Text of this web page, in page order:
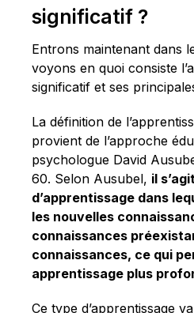
significatif ?
Entrons maintenant dans
voyons en quoi consiste
significatif et ses
La définition de
provient de l’approche
psychologue David
60. Selon Ausubel, il
d’apprentissage dans
les nouvelles
connaissances
connaissances, ce qui
apprentissage plus
Ce type d’apprentissage